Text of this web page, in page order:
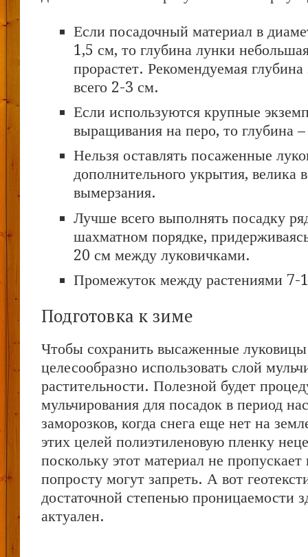
Если посадочный материал в
1,5 см, то глубина лунки
прорастет. Рекомендуемая глубина
всего 2-3 см.
Если используются крупные
выращивания на перо, то глубина
Нельзя оставлять посаженные
дополнительного укрытия, велика
вымерзания.
Лучше всего выполнять посадку
шахматном порядке,
20 см между луковичками.
Промежуток между растениями 7-
Подготовка к зиме
Чтобы сохранить высаженные
целесообразно использовать слой
растительности. Полезной будет
мульчирования для посадок в период
заморозков, когда снега еще нет на
этих целей полиэтиленовую пленку
поскольку этот материал не
попросту могут запреть. А вот
достаточной степенью проницаемости
актуален.